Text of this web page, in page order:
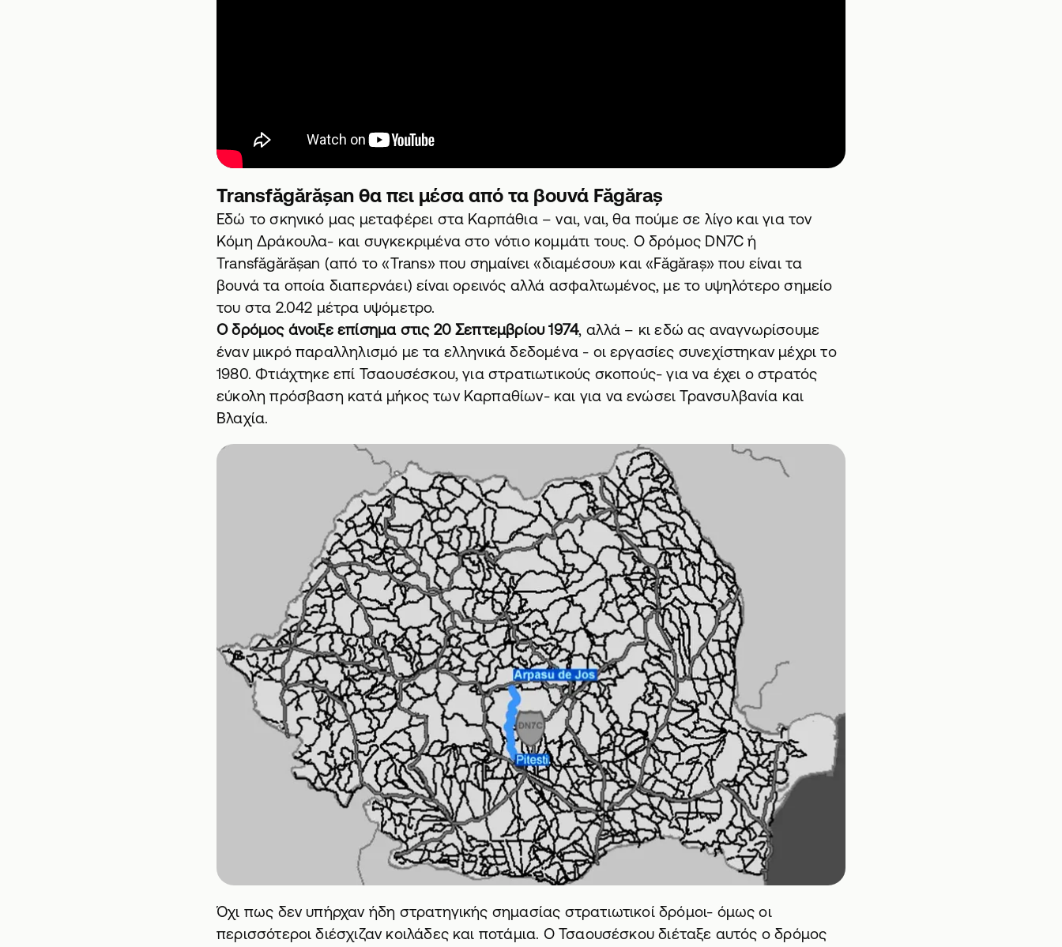
Transfăgărășan θα πει μέσα από τα βουνά Făgăraș
Εδώ το σκηνικό μας μεταφέρει στα Καρπάθια – ναι, ναι, θα πούμε σε λίγο και για τον
Κόμη Δράκουλα- και συγκεκριμένα στο νότιο κομμάτι τους. Ο δρόμος DN7C ή
Transfăgărășan (από το «Trans» που σημαίνει «διαμέσου» και «Făgăraș» που είναι τα
βουνά τα οποία διαπερνάει) είναι ορεινός αλλά ασφαλτωμένος, με το υψηλότερο σημείο
του στα 2.042 μέτρα υψόμετρο.
Ο δρόμος άνοιξε επίσημα στις 20 Σεπτεμβρίου 1974, αλλά – κι εδώ ας αναγνωρίσουμε
έναν μικρό παραλληλισμό με τα ελληνικά δεδομένα - οι εργασίες συνεχίστηκαν μέχρι το
1980. Φτιάχτηκε επί Τσαουσέσκου, για στρατιωτικούς σκοπούς- για να έχει ο στρατός
εύκολη πρόσβαση κατά μήκος των Καρπαθίων- και για να ενώσει Τρανσυλβανία και
Βλαχία.
Όχι πως δεν υπήρχαν ήδη στρατηγικής σημασίας στρατιωτικοί δρόμοι- όμως οι
περισσότεροι διέσχιζαν κοιλάδες και ποτάμια. Ο Τσαουσέσκου διέταξε αυτός ο δρόμος